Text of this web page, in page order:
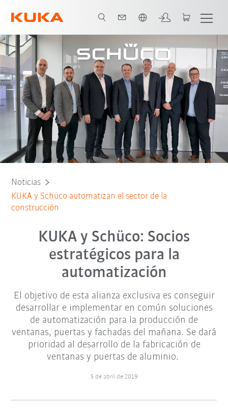
Noticias
KUKA y Schüco automatizan el sector de la
construcción
KUKA y Schüco: Socios
estratégicos para la
automatización
El objetivo de esta alianza exclusiva es conseguir
desarrollar e implementar en común soluciones
de automatización para la producción de
ventanas, puertas y fachadas del mañana. Se dará
prioridad al desarrollo de la fabricación de
ventanas y puertas de aluminio.
5 de abril de 2019